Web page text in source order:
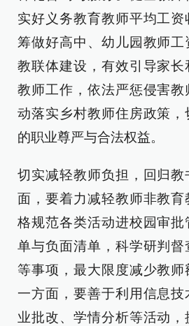
实好义务教育教师平均工
筹做好高中、幼儿园教师
教联体建设，有效引导家
教师工作，依法严惩侵害
动落实乡村教师住房政策
的职业尊严与合法权益。
切实减轻教师负担，回归
面，要着力减轻教师非教
格规范各类活动进校园审
单与负面清单，科学研判
等事项，最大限度减少教师
一方面，要善于利用信息
业批改、学情分析等活动